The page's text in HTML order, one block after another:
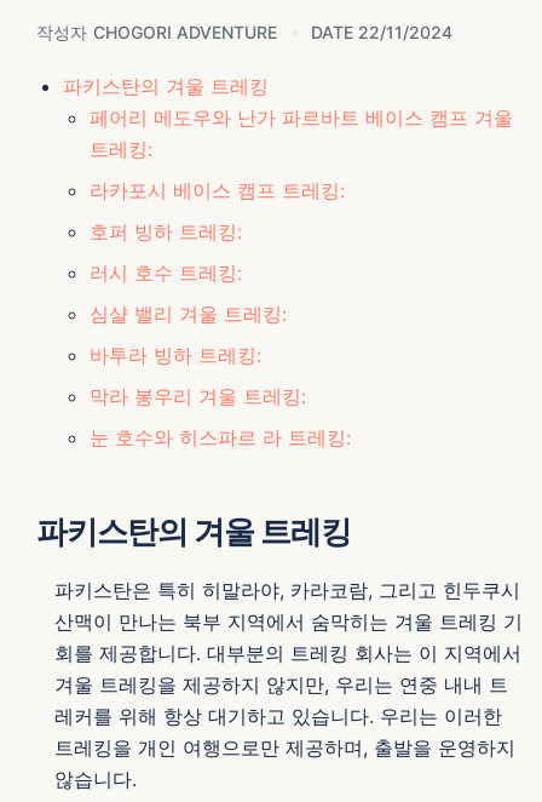
작성자 CHOGORI ADVENTURE DATE 22/11/2024
파키스탄의 겨울 트레킹
페어리 메도우와 난가 파르바트 베이스 캠프 겨울
트레킹:
라카포시 베이스 캠프 트레킹:
호퍼 빙하 트레킹:
러시 호수 트레킹:
심샬 밸리 겨울 트레킹:
바투라 빙하 트레킹:
막라 봉우리 겨울 트레킹:
눈 호수와 히스파르 라 트레킹:
파키스탄의 겨울 트레킹
파키스탄은 특히 히말라야, 카라코람, 그리고 힌두쿠시
산맥이 만나는 북부 지역에서 숨막히는 겨울 트레킹 기
회를 제공합니다. 대부분의 트레킹 회사는 이 지역에서
겨울 트레킹을 제공하지 않지만, 우리는 연중 내내 트
레커를 위해 항상 대기하고 있습니다. 우리는 이러한
트레킹을 개인 여행으로만 제공하며, 출발을 운영하지
않습니다.